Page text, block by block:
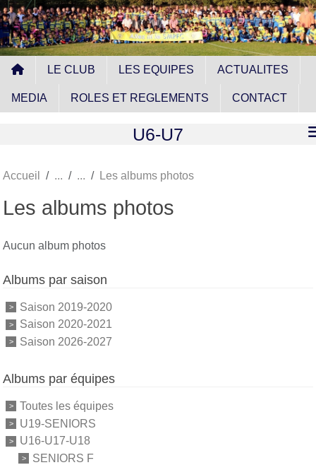
LE CLUB LES EQUIPES ACTUALITES
MEDIA ROLES ET REGLEMENTS CONTACT
U6-U7
Accueil Les albums photos
Les albums photos
Aucun album photos
Albums par saison
Saison 2019-2020
Saison 2020-2021
Saison 2026-2027
Albums par équipes
Toutes les équipes
U19-SENIORS
U16-U17-U18
SENIORS F
Panneau de gestion des cookies